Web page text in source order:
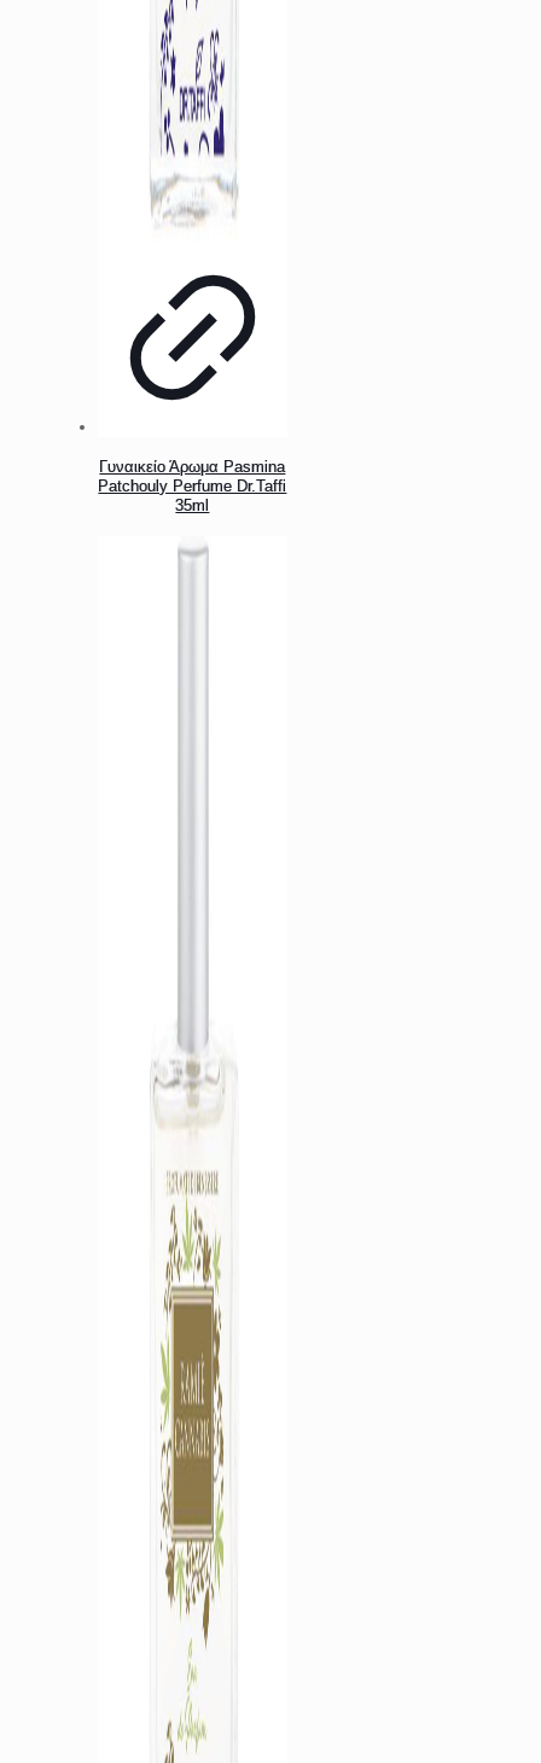
Γυναικείο Άρωμα Pasmina
Patchouly Perfume Dr.Taffi
35ml